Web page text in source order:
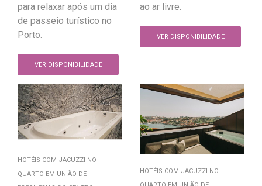
para relaxar após um dia
de passeio turístico no
Porto.
VER DISPONIBILIDADE
ao ar livre.
VER DISPONIBILIDADE
HOTÉIS COM JACUZZI NO
QUARTO EM UNIÃO DE
HOTÉIS COM JACUZZI NO